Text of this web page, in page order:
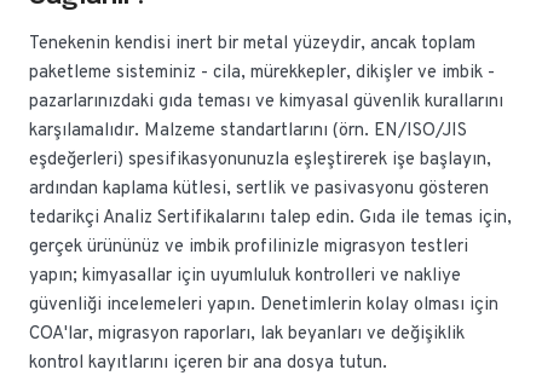
Tenekenin kendisi inert bir metal yüzeydir, ancak toplam
paketleme sisteminiz - cila, mürekkepler, dikişler ve imbik -
pazarlarınızdaki gıda teması ve kimyasal güvenlik kurallarını
karşılamalıdır. Malzeme standartlarını (örn. EN/ISO/JIS
eşdeğerleri) spesifikasyonunuzla eşleştirerek işe başlayın,
ardından kaplama kütlesi, sertlik ve pasivasyonu gösteren
tedarikçi Analiz Sertifikalarını talep edin. Gıda ile temas için,
gerçek ürününüz ve imbik profilinizle migrasyon testleri
yapın; kimyasallar için uyumluluk kontrolleri ve nakliye
güvenliği incelemeleri yapın. Denetimlerin kolay olması için
COA'lar, migrasyon raporları, lak beyanları ve değişiklik
kontrol kayıtlarını içeren bir ana dosya tutun.